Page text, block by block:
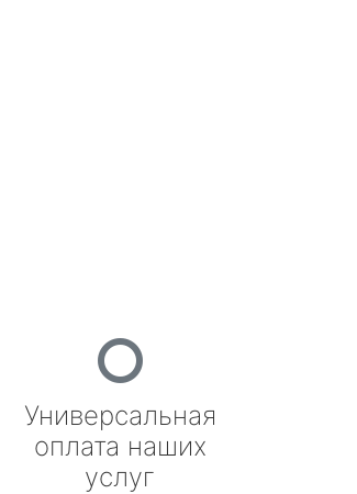
Универсальная
оплата наших
услуг